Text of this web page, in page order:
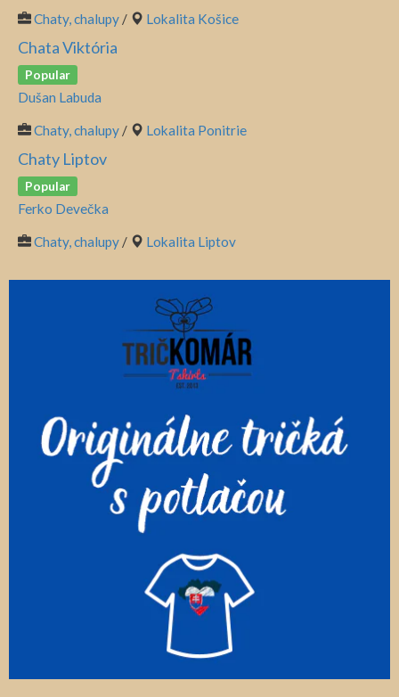
Chaty, chalupy / Lokalita Košice
Chata Viktória
Popular
Dušan Labuda
Chaty, chalupy / Lokalita Ponitrie
Chaty Liptov
Popular
Ferko Devečka
Chaty, chalupy / Lokalita Liptov